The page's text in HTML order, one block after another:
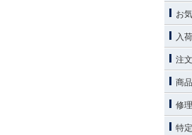
お
入
注
商
修
特